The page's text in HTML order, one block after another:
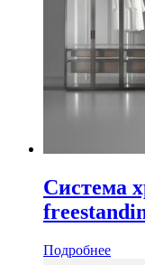
Система
Подробнее